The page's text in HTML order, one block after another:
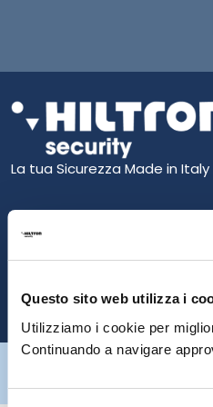
Questo sito web utilizza i
Utilizziamo i cookie per
Continuando a navigare
La tua Sicurezza Made in Italy
Hiltron Security è distribuito in